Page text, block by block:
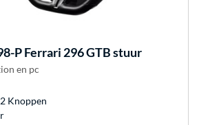
P Ferrari 296 GTB stuur
en pc
Knoppen